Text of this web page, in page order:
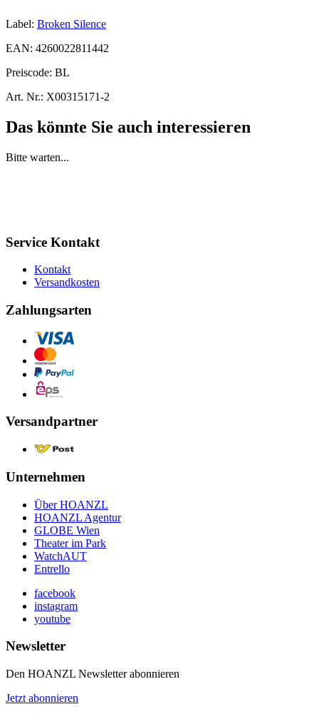
Label: Broken Silence
EAN: 4260022811442
Preiscode: BL
Art. Nr.: X00315171-2
Das könnte Sie auch interessieren
Bitte warten...
Service Kontakt
Kontakt
Versandkosten
Zahlungsarten
Versandpartner
Unternehmen
Über HOANZL
HOANZL Agentur
GLOBE Wien
Theater im Park
WatchAUT
Entrello
facebook
instagram
youtube
Newsletter
Den HOANZL Newsletter abonnieren
Jetzt abonnieren